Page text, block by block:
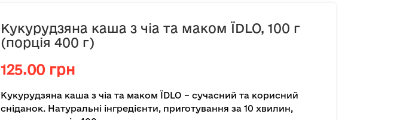
Кукурудзяна каша з чіа та маком ЇDLO, 100 г
(порція 400 г)
125.00 грн
Кукурудзяна каша з чіа та маком ЇDLO – сучасний та корисний
сніданок. Натуральні інгредієнти, приготування за 10 хвилин,